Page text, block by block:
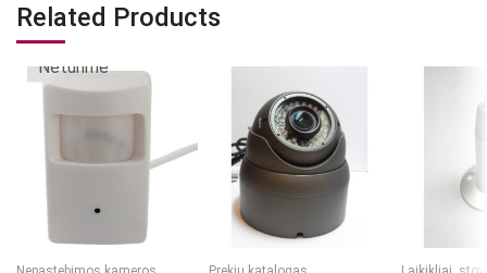
Related Products
Neturime